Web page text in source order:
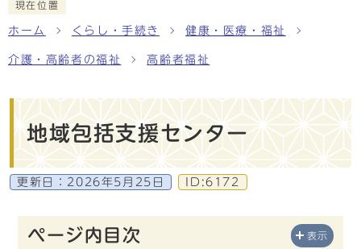
現在位置
ホーム くらし・手続き 健康・医療・福祉
介護・高齢者の福祉 高齢者福祉
地域包括支援センター
更新日： 2026年5月25日 ID:6172
ページ内目次 表示